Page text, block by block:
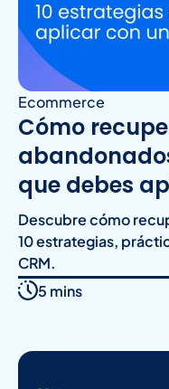
Ecommerce
Cómo
que debes
Descubre cómo
10 estrategias,
CRM.
5 mins